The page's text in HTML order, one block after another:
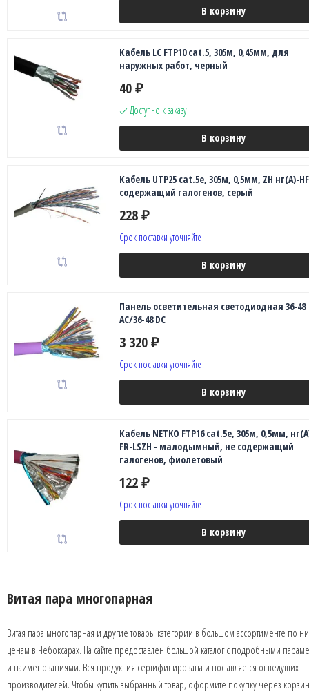
В корзину
Кабель LC FTP10 cat.5, 305м, 0,45мм, для
наружных работ, черный
40 ₽
Доступно к заказу
В корзину
Кабель UTP25 cat.5e, 305м, 0,5мм, ZH нг(A)-
содержащий галогенов, серый
228 ₽
Срок поставки уточняйте
В корзину
Панель осветительная светодиодная 36-48
АС/36-48 DC
3 320 ₽
Срок поставки уточняйте
В корзину
Кабель NETKO FTP16 cat.5e, 305м, 0,5мм,
FR-LSZH - малодымный, не содержащий
галогенов, фиолетовый
122 ₽
Срок поставки уточняйте
В корзину
Витая пара многопарная
Витая пара многопарная и другие товары категории в большом ассортименте по
ценам в Чебоксарах. На сайте предоставлен большой каталог с подробными
и наименованиями. Вся продукция сертифицирована и поставляется от ведущих
производителей. Чтобы купить выбранный товар, оформите покупку через